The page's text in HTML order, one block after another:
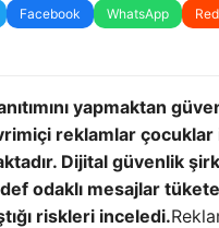
Facebook WhatsApp
yapmaktan
reklamlar
Dijital güvenlik
odaklı mesajlar
riskleri inceledi.